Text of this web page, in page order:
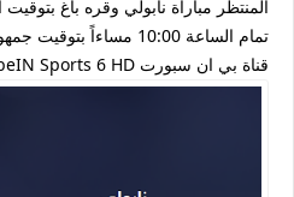
المنتظر مباراة نابولي وقره باغ بتوقيت
تمام الساعة 10:00 مساءاً
قناة بي ان سبورت beIN Sports 6 HD .